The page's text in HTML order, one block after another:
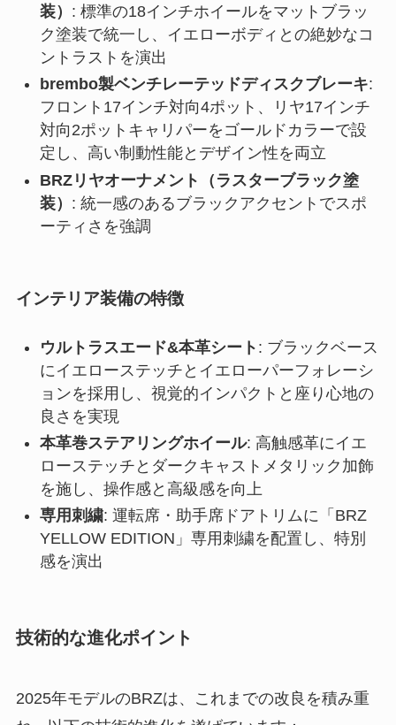
装） : 標準の18インチホイールをマットブラッ
ク塗装で統一し、イエローボディとの絶妙なコ
ントラストを演出
brembo製ベンチレーテッドディスクブレーキ:
フロント17インチ対向4ポット、リヤ17インチ
対向2ポットキャリパーをゴールドカラーで設
定し、高い制動性能とデザイン性を両立
BRZリヤオーナメント（ラスターブラック塗
装） : 統一感のあるブラックアクセントでスポ
ーティさを強調
インテリア装備の特徴
ウルトラスエード&本革シート : ブラックベース
にイエローステッチとイエローパーフォレーシ
ョンを採用し、視覚的インパクトと座り心地の
良さを実現
本革巻ステアリングホイール: 高触感革にイエ
ローステッチとダークキャストメタリック加飾
を施し、操作感と高級感を向上
専用刺繍: 運転席・助手席ドアトリムに「BRZ
YELLOW EDITION」専用刺繍を配置し、特別
感を演出
技術的な進化ポイント
2025年モデルのBRZは、これまでの改良を積み重